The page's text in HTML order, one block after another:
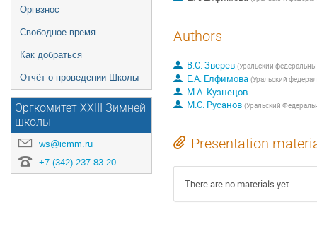
Оргвзнос
Свободное время
Как добраться
Отчёт о проведении Школы
Оргкомитет XXIII Зимней
школы
ws@icmm.ru
+7 (342) 237 83 20
Authors
В.С. Зверев (Уральский
Е.А. Елфимова (Уральский
М.А. Кузнецов
М.С. Русанов (Уральский
Presentation
There are no materials yet.